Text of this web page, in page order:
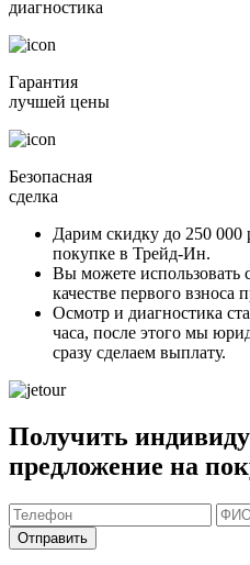
диагностика
Гарантия
лучшей цены
Безопасная
сделка
Дарим скидку до 250 000
покупке в Трейд-Ин.
Вы можете использовать
качестве первого взноса
Осмотр и диагностика
часа, после этого мы
сразу сделаем выплату.
Получить
предложение на
Отправить